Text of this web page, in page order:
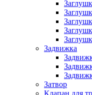
Задвижка
Затвор
Клапан для